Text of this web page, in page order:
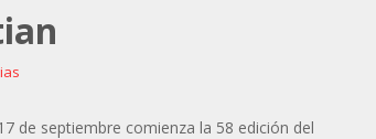
de septiembre comienza la 58 edición del